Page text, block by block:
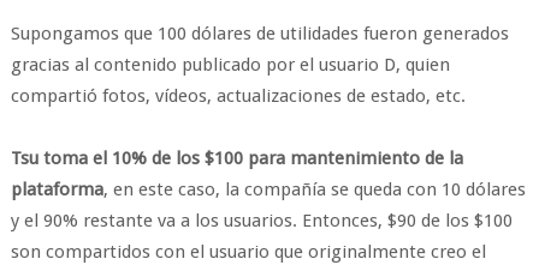
Supongamos que 100 dólares de utilidades fueron generados
gracias al contenido publicado por el usuario D, quien
compartió fotos, vídeos, actualizaciones de estado, etc.
Tsu toma el 10% de los $100 para mantenimiento de la
plataforma, en este caso, la compañía se queda con 10 dólares
y el 90% restante va a los usuarios. Entonces, $90 de los $100
son compartidos con el usuario que originalmente creo el